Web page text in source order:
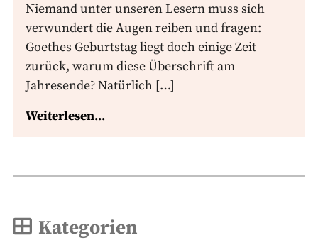
Niemand unter unseren Lesern muss sich
verwundert die Augen reiben und fragen:
Goethes Geburtstag liegt doch einige Zeit
zurück, warum diese Überschrift am
Jahresende? Natürlich […]
Weiterlesen...
Kategorien